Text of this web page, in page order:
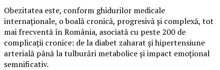
Obezitatea este, conform ghidurilor medicale
internaționale, o boală cronică, progresivă și complexă, tot
mai frecventă în România, asociată cu peste 200 de
complicații cronice: de la diabet zaharat și hipertensiune
arterială până la tulburări metabolice și impact emoțional
semnificativ.